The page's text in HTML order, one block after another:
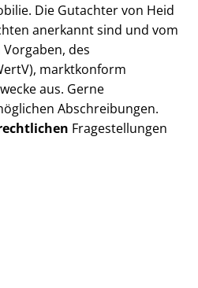
Die Gutachter von Heid
anerkannt sind und vom
des
marktkonform
aus. Gerne
Abschreibungen.
Fragestellungen